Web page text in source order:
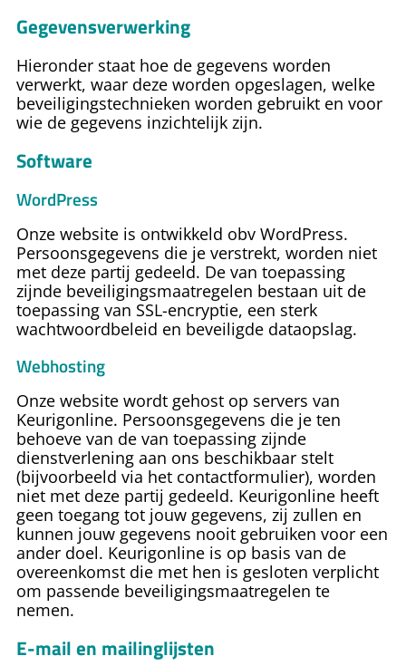
Gegevensverwerking
Hieronder staat hoe de gegevens worden
verwerkt, waar deze worden opgeslagen, welke
beveiligingstechnieken worden gebruikt en voor
wie de gegevens inzichtelijk zijn.
Software
WordPress
Onze website is ontwikkeld obv WordPress.
Persoonsgegevens die je verstrekt, worden niet
met deze partij gedeeld. De van toepassing
zijnde beveiligingsmaatregelen bestaan uit de
toepassing van SSL-encryptie, een sterk
wachtwoordbeleid en beveiligde dataopslag.
Webhosting
Onze website wordt gehost op servers van
Keurigonline. Persoonsgegevens die je ten
behoeve van de van toepassing zijnde
dienstverlening aan ons beschikbaar stelt
(bijvoorbeeld via het contactformulier), worden
niet met deze partij gedeeld. Keurigonline heeft
geen toegang tot jouw gegevens, zij zullen en
kunnen jouw gegevens nooit gebruiken voor een
ander doel. Keurigonline is op basis van de
overeenkomst die met hen is gesloten verplicht
om passende beveiligingsmaatregelen te
nemen.
E-mail en mailinglijsten